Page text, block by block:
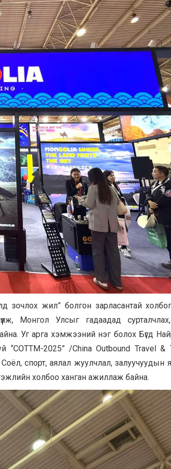
жил” болгон зарласантай
Монгол Улсыг гадаадад
Уг арга хэмжээний нэг болох Бүгд
2025” /China Outbound Travel &
спорт, аялал жуулчлал, залуучуудын
холбоо ханган ажиллаж байна.